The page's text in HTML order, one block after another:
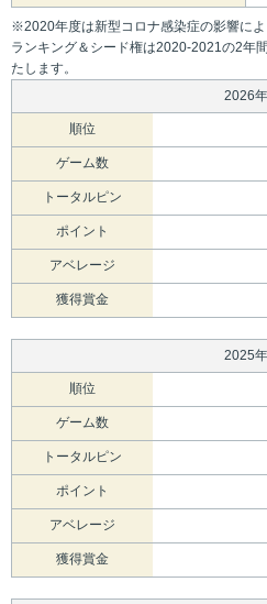
※2020年度は新型コロナ感染症の影響によ
ランキング＆シード権は2020-2021の2年
たします。
2026年
順位
ゲーム数
トータルピン
ポイント
アベレージ
獲得賞金
2025年
順位
ゲーム数
トータルピン
ポイント
アベレージ
獲得賞金